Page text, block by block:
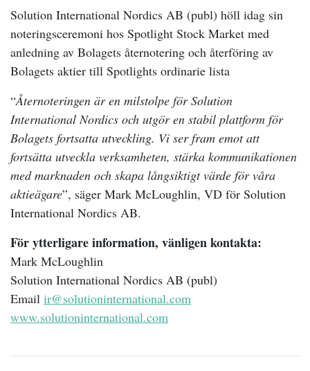
Solution International Nordics AB (publ) höll idag sin
noteringsceremoni hos Spotlight Stock Market med
anledning av Bolagets åternotering och återföring av
Bolagets aktier till Spotlights ordinarie lista
“Åternoteringen är en milstolpe för Solution
International Nordics och utgör en stabil plattform för
Bolagets fortsatta utveckling. Vi ser fram emot att
fortsätta utveckla verksamheten, stärka kommunikationen
med marknaden och skapa långsiktigt värde för våra
aktieägare”, säger Mark McLoughlin, VD för Solution
International Nordics AB.
För ytterligare information, vänligen kontakta:
Mark McLoughlin
Solution International Nordics AB (publ)
Email ir@solutioninternational.com
www.solutioninternational.com